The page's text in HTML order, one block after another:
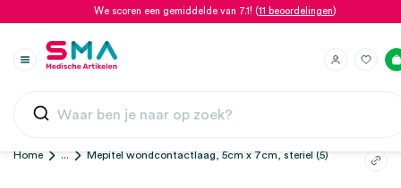
We scoren een gemiddelde van 7.1! (11 beoordelingen)
Home ... Mepitel wondcontactlaag, 5cm x 7cm, steriel (5)